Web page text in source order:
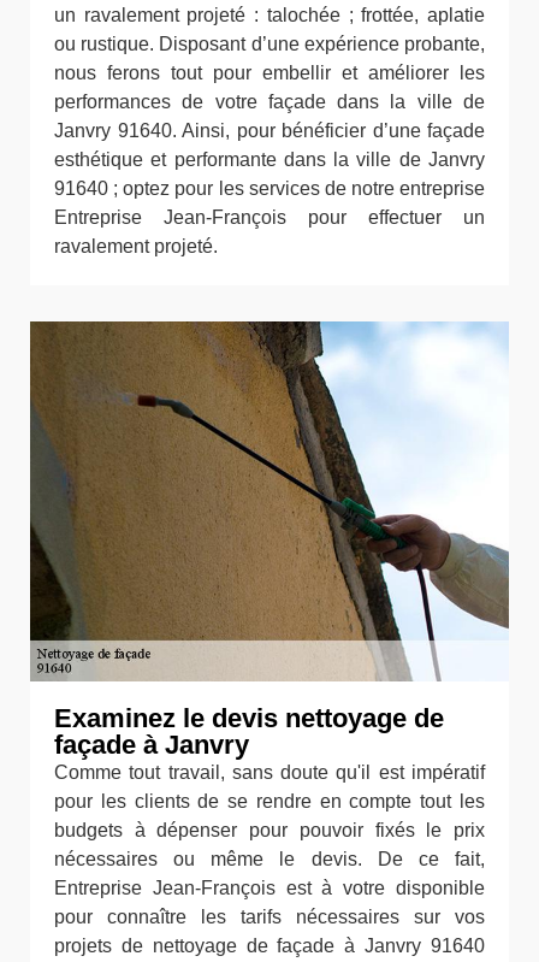
un ravalement projeté : talochée ; frottée, aplatie
ou rustique. Disposant d’une expérience probante,
nous ferons tout pour embellir et améliorer les
performances de votre façade dans la ville de
Janvry 91640. Ainsi, pour bénéficier d’une façade
esthétique et performante dans la ville de Janvry
91640 ; optez pour les services de notre entreprise
Entreprise Jean-François pour effectuer un
ravalement projeté.
Examinez le devis nettoyage de
façade à Janvry
Comme tout travail, sans doute qu'il est impératif
pour les clients de se rendre en compte tout les
budgets à dépenser pour pouvoir fixés le prix
nécessaires ou même le devis. De ce fait,
Entreprise Jean-François est à votre disponible
pour connaître les tarifs nécessaires sur vos
projets de nettoyage de façade à Janvry 91640